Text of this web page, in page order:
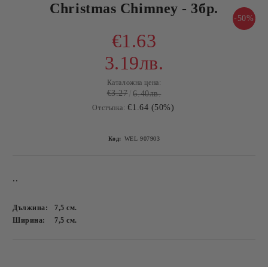
Christmas Chimney - 3бр.
-50%
€1.63
3.19лв.
Каталожна цена:
€3.27 6.40лв.
Отстъпка: €1.64 (50%)
Код: WEL 907903
..
Дължина: 7,5см.
Ширина:
7,5см.